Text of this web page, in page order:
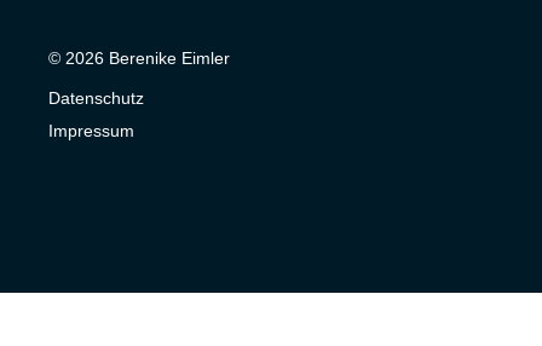
© 2026 Berenike Eimler
Datenschutz
Impressum